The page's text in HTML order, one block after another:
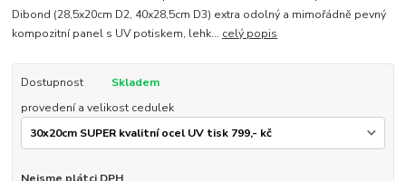
Dibond (28,5x20cm D2, 40x28,5cm D3) extra odolný a mimořádně pevný
kompozitní panel s UV potiskem, lehk... celý popis
Dostupnost
Skladem
provedení a velikost cedulek